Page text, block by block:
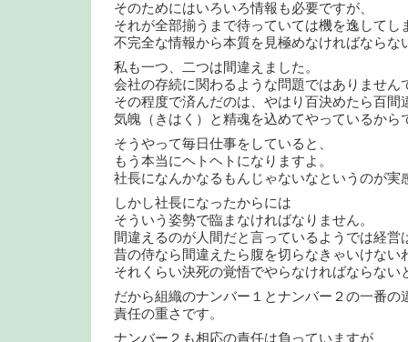
そのためにはいろいろ情報も必要ですが、
それが全部揃うまで待っていては機を逸してし
不完全な情報から本質を見極めなければならな
私も一つ、二つは間違えました。
会社の存続に関わるような問題ではありません
その程度で済んだのは、やはり百決めたら百間
気魄（きはく）と精魂を込めてやっているから
そうやって毎日仕事をしていると、
もう本当にヘトヘトになりますよ。
社長になんかなるもんじゃないなというのが実
しかし社長になったからには
そういう姿勢で臨まなければなりません。
間違えるのが人間だと言っているようでは経営
昔の侍なら間違えたら腹を切らなきゃいけない
それくらい決死の覚悟でやらなければならない
だから組織のナンバー１とナンバー２の一番の
責任の重さです。
ナンバー２も相応の責任は負っていますが、